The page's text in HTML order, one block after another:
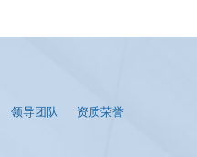
领导团队
资质荣誉